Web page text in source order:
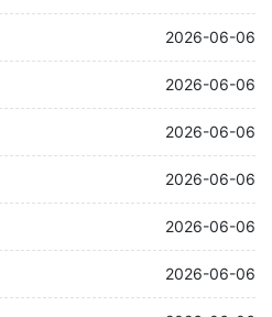
2026-06-06
2026-06-06
2026-06-06
2026-06-06
2026-06-06
2026-06-06